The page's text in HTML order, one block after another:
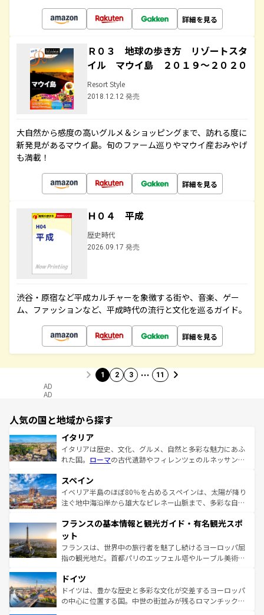
詳細を見る
Ｒ０３ 地球の歩き方 リゾートスタ
イル マウイ島 ２０１９～２０２０
Resort Style
2018.12.12 発売
大自然から感度の高いグルメ＆ショッピングまで、訪れる度に
新発見があるマウイ島。旬のファーム巡りやマウイ産おみやげ
も満載！
詳細を見る
Ｈ０４ 平成
歴史時代
2026.09.17 発売
渋谷・原宿など平成カルチャーを象徴する街や、音楽、ゲー
ム、ファッションなど、平成時代の流行と文化を巡るガイド。
詳細を見る
1 2 3 … 11
AD
AD
人気の国と地域から探す
イタリア
イタリアは歴史、文化、グルメ、自然と多彩な魅力にあふ
れた国。 ローマの古代遺跡やフィレンツェのルネッサンス
ろん、トスカーナの美しい田園風景やアマルフィ海岸の絶
景など、自然景観も見逃せない。観光の合間には、本場の
ピザやパスタなど、絶品のイタリア料理を堪能することも
ませてくれるイタリアで、忘れられない旅をしてみよう！
なお、新着のイタリア情報は
しい。
スペイン
イベリア半島のほぼ80％を占めるスペインは、太陽が降り
注ぐ地中海沿岸から雄大なピレネー山脈まで、多彩な自然
文化が根付くこの国では、情熱的なフラメンコ、熱気あふ
れる闘牛、そして美味しいタパスが生活の一部となってい
る。首都マドリードの洗練された雰囲気や、バルセロナの
アートに溢れた街角から、地方では古代ローマ遺跡や中世
せる。地方によって風土や気候が異なるスペインはその個
性で訪れる人を魅了する。 なお、新着のスペイン情報は コ
ンテンツ一覧を参照してほしい。
フランスの基本情報と観光ガイド・有名観光スポ
ット
フランスは、世界中の旅行者を魅了し続けるヨーロッパ屈
指の観光地だ。首都パリのエッフェル塔やルーブル美術館
で、幅広い魅力が詰まっている。華麗な宮殿、歴史的な大
聖堂、美しいビーチ、そして豊かな自然が、訪れる者を心
から魅了する。また、フランスは美食の国としても知ら
ドイツ
ドイツは、豊かな歴史と多彩な文化が交差するヨーロッパ
の中心に位置する国。中世の街並みが残るロマンチック街